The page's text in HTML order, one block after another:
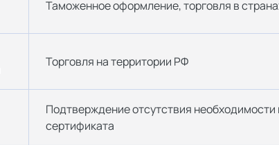
Таможенное оформление, торговля в
Торговля на территории РФ
Подтверждение отсутствия необходимости
сертификата